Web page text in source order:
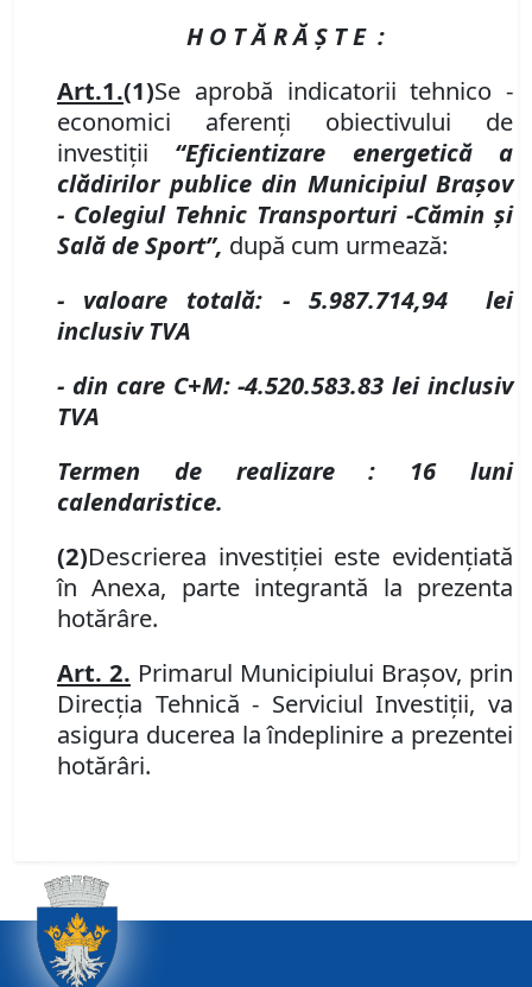
H O T Ă R Ă Ş T E :
Art.1.(1)Se aprobă indicatorii tehnico -
economici aferenţi obiectivului de
investiţii “Eficientizare energetică a
clădirilor publice din Municipiul Braşov
- Colegiul Tehnic Transporturi -Cămin și
Sală de Sport”, după cum urmează:
- valoare totală:
- 5.987.714,94lei
inclusiv TVA
- din care C+M: -4.520.583.83 leiinclusiv
TVA
Termen de realizare :
16 luni
calendaristice.
(2)Descrierea investiției este evidenţiată
în Anexa, parte integrantă la prezenta
hotărâre.
Art. 2. Primarul Municipiului Braşov, prin
Direcţia Tehnică - Serviciul Investiţii, va
asigura ducerea la îndeplinire a prezentei
hotărâri.